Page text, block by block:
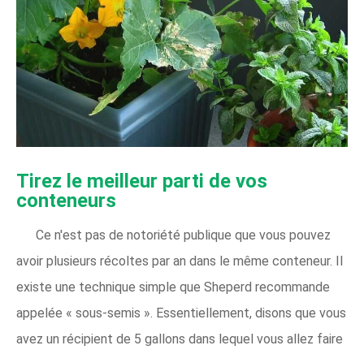
Tirez le meilleur parti de vos
conteneurs
Ce n'est pas de notoriété publique que vous pouvez
avoir plusieurs récoltes par an dans le même conteneur. Il
existe une technique simple que Sheperd recommande
appelée « sous-semis ». Essentiellement, disons que vous
avez un récipient de 5 gallons dans lequel vous allez faire